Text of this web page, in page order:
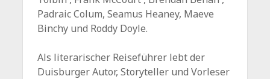
Padraic Colum, Seamus Heaney, Maeve
Binchy und Roddy Doyle.
Als literarischer Reiseführer lebt der
Duisburger Autor, Storyteller und Vorleser